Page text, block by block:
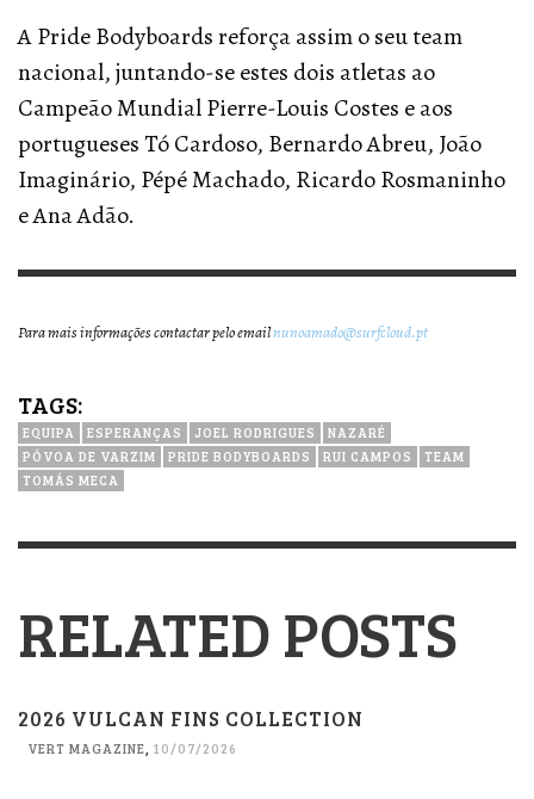
A Pride Bodyboards reforça assim o seu team
nacional, juntando-se estes dois atletas ao
Campeão Mundial Pierre-Louis Costes e aos
portugueses Tó Cardoso, Bernardo Abreu, João
Imaginário, Pépé Machado, Ricardo Rosmaninho
e Ana Adão.
Para mais informações contactar pelo emailnunoamado@surfcloud.pt
TAGS:
EQUIPA ESPERANÇAS JOEL RODRIGUES
NAZARÉ
PÓVOA DE VARZIM
PRIDE BODYBOARDS RUI CAMPOS
TEAM
TOMÁS MECA
RELATED POSTS
2026 VULCAN FINS COLLECTION
VERT MAGAZINE 10/07/2026